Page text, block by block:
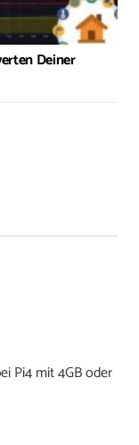
Deiner
Pi4 mit 4GB oder